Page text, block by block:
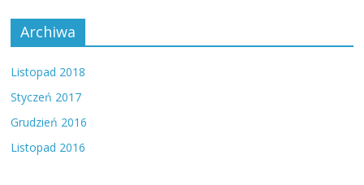
Archiwa
Listopad 2018
Styczeń 2017
Grudzień 2016
Listopad 2016